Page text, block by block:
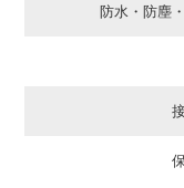
防水・防塵